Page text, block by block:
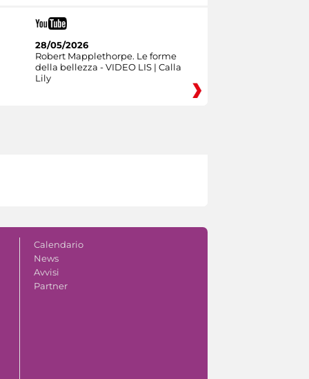
28/05/2026
Robert Mapplethorpe. Le forme
della bellezza - VIDEO LIS | Calla
Lily
Calendario
News
Avvisi
Partner